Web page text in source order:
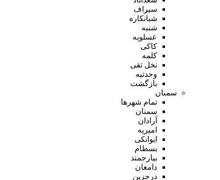
سیراف
شبانکاره
شنبه
عسلویه
کاکی
کلمه
نخل تقی
وحدتیه
بازگشت
سمنان
تمام شهر‌ها
سمنان
آرادان
امیریه
ایوانکی
بسطام
بیارجمند
دامغان
درجزین